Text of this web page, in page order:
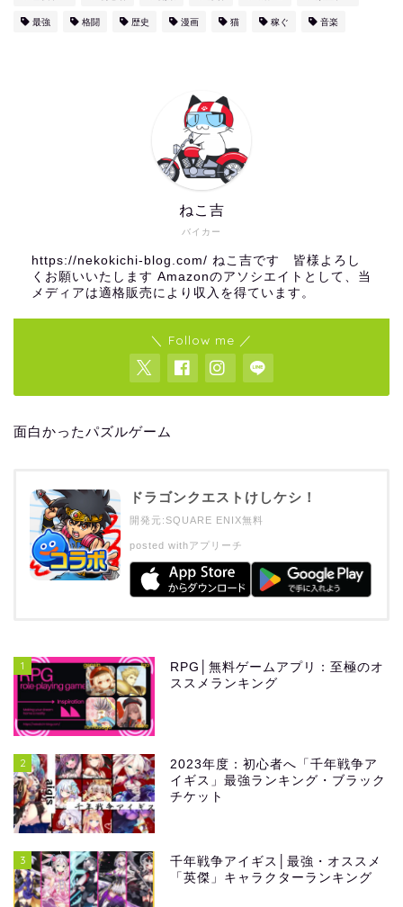
最強 格闘 歴史 漫画 猫 稼ぐ 音楽
バイカー
ねこ吉
https://nekokichi-blog.com/ ねこ吉です 皆様よろし
くお願いいたします Amazonのアソシエイトとして、当
メディアは適格販売により収入を得ています。
＼ Follow me ／
面白かったパズルゲーム
ドラゴンクエストけしケシ！
開発元:SQUARE ENIX無料
posted withアプリーチ
1
RPG│無料ゲームアプリ：至極のオ
ススメランキング
2
2023年度：初心者へ「千年戦争ア
イギス」最強ランキング・ブラック
チケット
3
千年戦争アイギス│最強・オススメ
「英傑」キャラクターランキング